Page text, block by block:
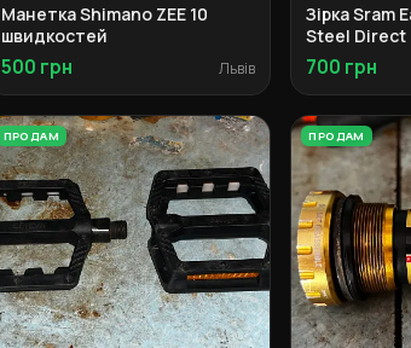
Манетка Shimano ZEE 10
швидкостей
500 грн Львів
Зірка Sram
Steel Direct
700 грн
ПРОДАМ ПРОДАМ